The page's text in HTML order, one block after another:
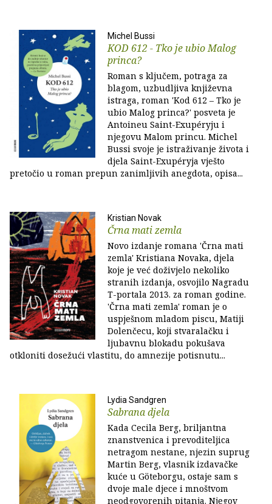
Michel Bussi
KOD 612 - Tko je ubio Malog
princa?
Roman s ključem, potraga za
blagom, uzbudljiva književna
istraga, roman 'Kod 612 – Tko je
ubio Malog princa?' posveta je
Antoineu Saint-Exupéryju i
njegovu Malom princu. Michel
Bussi svoje je istraživanje života i
djela Saint-Exupéryja vješto
pretočio u roman prepun zanimljivih anegdota, opisa...
Kristian Novak
Črna mati zemla
Novo izdanje romana 'Črna mati
zemla' Kristiana Novaka, djela
koje je već doživjelo nekoliko
stranih izdanja, osvojilo Nagradu
T-portala 2013. za roman godine.
'Črna mati zemla' roman je o
uspješnom mladom piscu, Matiji
Dolenčecu, koji stvaralačku i
ljubavnu blokadu pokušava
otkloniti dosežući vlastitu, do amnezije potisnutu...
Lydia Sandgren
Sabrana djela
Kada Cecila Berg, briljantna
znanstvenica i prevoditeljica
netragom nestane, njezin suprug
Martin Berg, vlasnik izdavačke
kuće u Göteborgu, ostaje sam s
dvoje male djece i mnoštvom
neodgovorenih pitanja. Njegov